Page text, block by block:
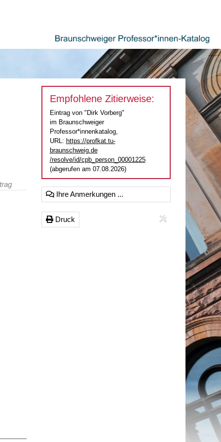
Empfohlene Zitierweise:
Eintrag von "Dirk Vorberg"
im Braunschweiger
Professor*innenkatalog,
URL: https://profkat.tu-
braunschweig.de
/resolve/id/cpb_person_00001225
(abgerufen am 07.08.2026)
Ihre Anmerkungen ...
Druck